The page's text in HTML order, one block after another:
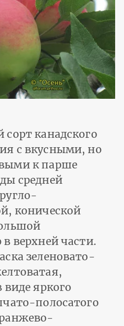
канадского
с вкусными, но
к парше
средней
конической
верхней части.
зеленовато-
яркого
полосатого